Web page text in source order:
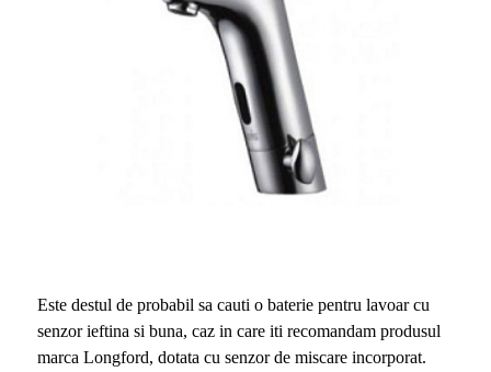
Este destul de probabil sa cauti o baterie pentru lavoar cu
senzor ieftina si buna, caz in care iti recomandam produsul
marca Longford, dotata cu senzor de miscare incorporat.